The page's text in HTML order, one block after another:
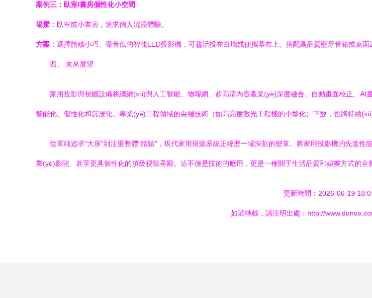
案例三：臥室/書房個性化小空間
場景 ：臥室或小書房，追求個人沉浸體驗。
方案 ：選擇體積小巧、噪音低的智能LED投影機，可靈活投在白墻或便攜幕布上。搭配高品質藍牙音箱或桌
四、 未來展望
家用投影與視聽設備將繼續(xù)與人工智能、物聯網、超高清內容產業(yè)深度融合。自動畫面校正、
智能化、個性化和沉浸化。專業(yè)工程領域的尖端技術（如高亮度激光工程機的小型化）下放，也將持續
從單純追求“大屏”到注重整體“體驗”，現代家用視聽系統正經歷一場深刻的變革。將家用投影機的先進
業(yè)影院、甚至更具個性化的頂級視聽圣殿。這不僅是技術的應用，更是一種關于生活品質和娛樂方式的全
更新時間：2026-06-19
如若轉載，請注明出處：http://